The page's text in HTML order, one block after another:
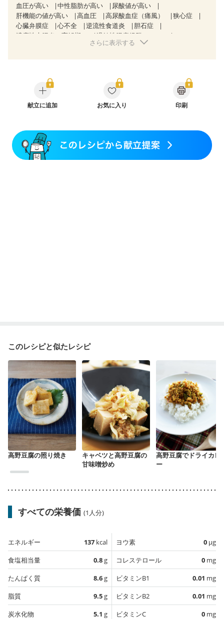
血圧が高い 中性脂肪が高い
尿酸値が高い
肝機能の値が高い
高血圧 高尿酸血症（痛風）
狭心症
心臓弁膜症
心不全 逆流性食道炎
胆石症
潰瘍性大腸炎（寛解期）
過敏性腸症候群（IBS）
CKD（ステージ３b）
妊婦健診・体重増加が気になる（初期）
妊婦健診・血圧が気になる（初期）
妊婦健診・血糖値が気になる（初期）
妊娠高血圧(中期)
フレイル（年齢に合わせた体作り）
ニキビ・肌荒れ
妊活中 更年期
さらに表示する
献立に追加 お気に入り 印刷
このレシピと似たレシピ
高野豆腐の照り焼き
キャベツと高野豆腐の
甘味噌炒め
高野豆腐でドライカレ
ー
すべての栄養価 (1人分)
エネルギー 137 kcal
食塩相当量
0.8g
たんぱく質
8.6g
脂質
9.5g
炭水化物
5.1 g
ヨウ素 0 µg
コレステロール
0 mg
ビタミンB1
0.01 mg
ビタミンB2
0.01 mg
ビタミンC
0 mg